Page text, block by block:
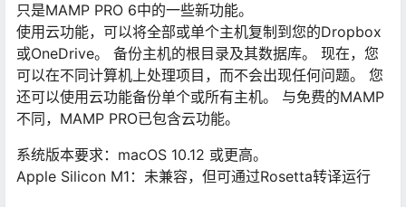
只是MAMP PRO 6中的一些新功能。
使用云功能，可以将全部或单个主机复制到您的Dropbox
或OneDrive。 备份主机的根目录及其数据库。 现在，您
可以在不同计算机上处理项目，而不会出现任何问题。 您
还可以使用云功能备份单个或所有主机。 与免费的MAMP
不同，MAMP PRO已包含云功能。
系统版本要求：macOS 10.12 或更高。
Apple Silicon M1：未兼容，但可通过Rosetta转译运行